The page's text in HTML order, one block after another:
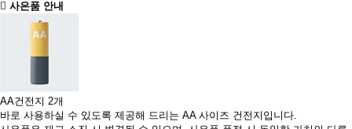
사은품 안내
AA건전지 2개
바로 사용하실 수 있도록 제공해 드리는 AA 사이즈 건전지입니다.